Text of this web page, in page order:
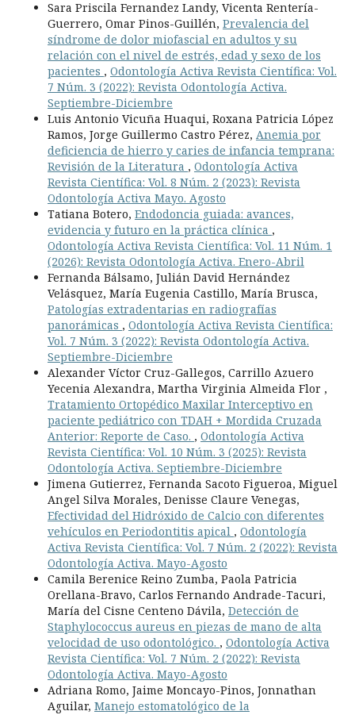
Sara Priscila Fernandez Landy, Vicenta Rentería-
Guerrero, Omar Pinos-Guillén, Prevalencia del
síndrome de dolor miofascial en adultos y su
relación con el nivel de estrés, edad y sexo de los
pacientes , Odontología Activa Revista Científica: Vol.
7 Núm. 3 (2022): Revista Odontología Activa.
Septiembre-Diciembre
Luis Antonio Vicuña Huaqui, Roxana Patricia López
Ramos, Jorge Guillermo Castro Pérez, Anemia por
deficiencia de hierro y caries de infancia temprana:
Revisión de la Literatura , Odontología Activa
Revista Científica: Vol. 8 Núm. 2 (2023): Revista
Odontología Activa Mayo. Agosto
Tatiana Botero, Endodoncia guiada: avances,
evidencia y futuro en la práctica clínica ,
Odontología Activa Revista Científica: Vol. 11 Núm. 1
(2026): Revista Odontología Activa. Enero-Abril
Fernanda Bálsamo, Julián David Hernández
Velásquez, María Eugenia Castillo, María Brusca,
Patologías extradentarias en radiografías
panorámicas , Odontología Activa Revista Científica:
Vol. 7 Núm. 3 (2022): Revista Odontología Activa.
Septiembre-Diciembre
Alexander Víctor Cruz-Gallegos, Carrillo Azuero
Yecenia Alexandra, Martha Virginia Almeida Flor ,
Tratamiento Ortopédico Maxilar Interceptivo en
paciente pediátrico con TDAH + Mordida Cruzada
Anterior: Reporte de Caso. , Odontología Activa
Revista Científica: Vol. 10 Núm. 3 (2025): Revista
Odontología Activa. Septiembre-Diciembre
Jimena Gutierrez, Fernanda Sacoto Figueroa, Miguel
Angel Silva Morales, Denisse Claure Venegas,
Efectividad del Hidróxido de Calcio con diferentes
vehículos en Periodontitis apical , Odontología
Activa Revista Científica: Vol. 7 Núm. 2 (2022): Revista
Odontología Activa. Mayo-Agosto
Camila Berenice Reino Zumba, Paola Patricia
Orellana-Bravo, Carlos Fernando Andrade-Tacuri,
María del Cisne Centeno Dávila, Detección de
Staphylococcus aureus en piezas de mano de alta
velocidad de uso odontológico. , Odontología Activa
Revista Científica: Vol. 7 Núm. 2 (2022): Revista
Odontología Activa. Mayo-Agosto
Adriana Romo, Jaime Moncayo-Pinos, Jonnathan
Aguilar, Manejo estomatológico de la